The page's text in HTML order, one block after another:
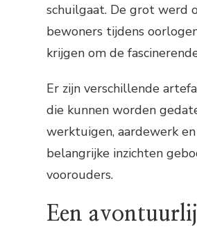
schuilgaat. De grot werd
bewoners tijdens
krijgen om de
Er zijn verschillende
die kunnen worden
werktuigen, aardewerk
belangrijke inzichten
voorouders.
Een